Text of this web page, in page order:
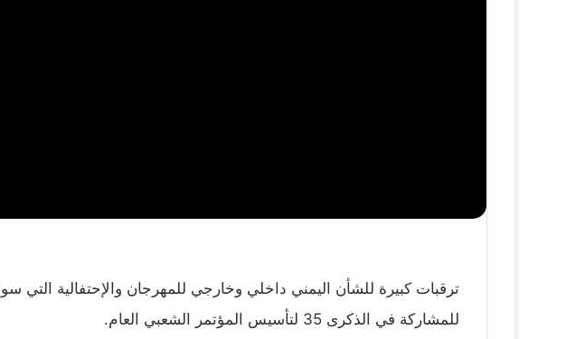
ترقبات كبيرة للشأن اليمني داخلي وخارجي للمهرجان والإحتفالية التي
للمشاركة في الذكرى 35 لتأسيس المؤتمر الشعبي العام.